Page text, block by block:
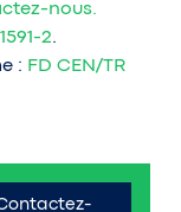
nous.
2.
: FD CEN/TR